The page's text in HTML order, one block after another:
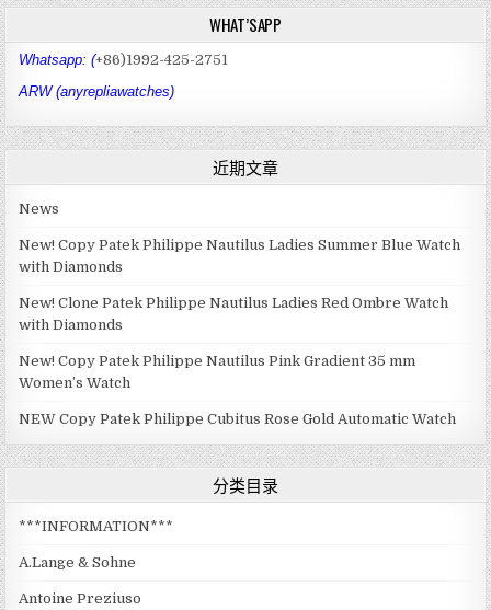
r
WHAT’SAPP
Whatsapp: (+86)1992-425-2751
ARW (anyrepliawatches)
近期文章
News
New! Copy Patek Philippe Nautilus Ladies Summer Blue Watch
with Diamonds
New! Clone Patek Philippe Nautilus Ladies Red Ombre Watch
with Diamonds
New! Copy Patek Philippe Nautilus Pink Gradient 35 mm
Women’s Watch
NEW Copy Patek Philippe Cubitus Rose Gold Automatic Watch
分类目录
***INFORMATION***
A.Lange & Sohne
Antoine Preziuso